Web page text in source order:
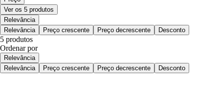
Ver os 5 produtos
Relevância
Relevância
Preço crescente Preço decrescente Desconto
5 produtos
Ordenar por
Relevância
Relevância
Preço crescente Preço decrescente Desconto